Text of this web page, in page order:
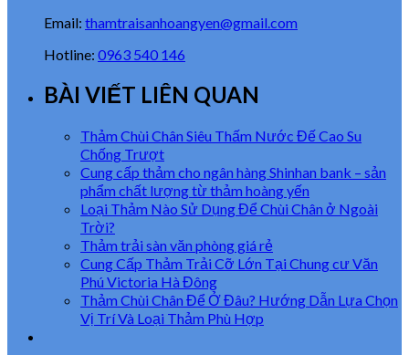
Email: thamtraisanhoangyen@gmail.com
Hotline: 0963 540 146
BÀI VIẾT LIÊN QUAN
Thảm Chùi Chân Siêu Thấm Nước Đế Cao Su
Chống Trượt
Cung cấp thảm cho ngân hàng Shinhan bank – sản
phẩm chất lượng từ thảm hoàng yến
Loại Thảm Nào Sử Dụng Để Chùi Chân ở Ngoài
Trời?
Thảm trải sàn văn phòng giá rẻ
Cung Cấp Thảm Trải Cỡ Lớn Tại Chung cư Văn
Phú Victoria Hà Đông
Thảm Chùi Chân Để Ở Đâu? Hướng Dẫn Lựa Chọn
Vị Trí Và Loại Thảm Phù Hợp